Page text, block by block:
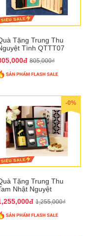
Tặng Trung Thu
Tình QTTT07
805,000₫
-0%
Tặng Trung Thu
Nhật Nguyệt
1,255,000₫